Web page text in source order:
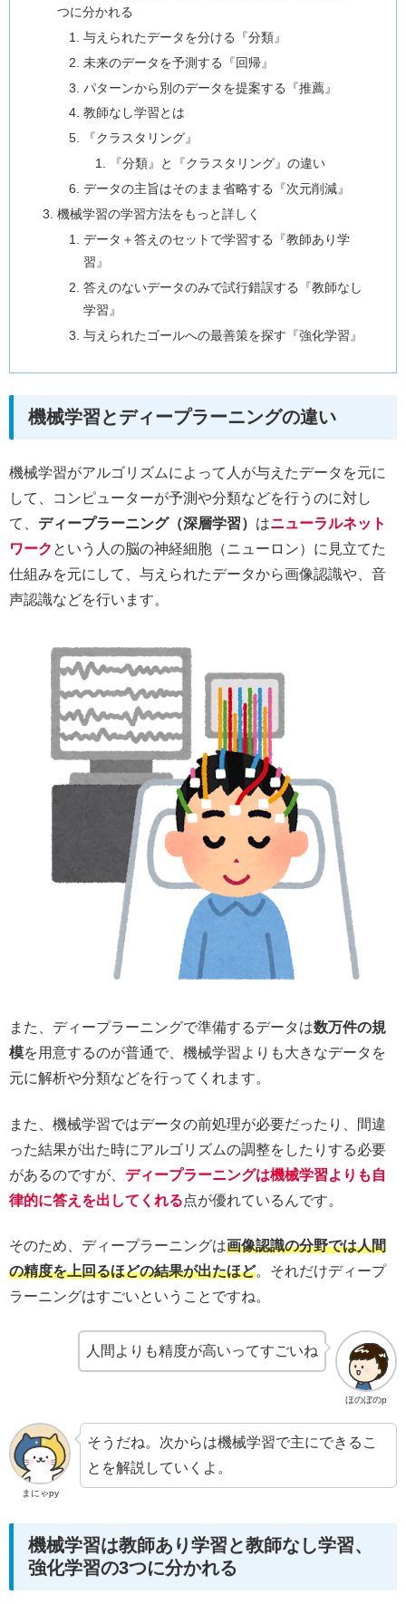
つに分かれる
与えられたデータを分ける『分類』
未来のデータを予測する『回帰』
パターンから別のデータを提案する『推薦』
教師なし学習とは
『クラスタリング』
『分類』と『クラスタリング』の違い
データの主旨はそのまま省略する『次元削減』
機械学習の学習方法をもっと詳しく
データ＋答えのセットで学習する『教師あり学
習』
答えのないデータのみで試行錯誤する『教師なし
学習』
与えられたゴールへの最善策を探す『強化学習』
機械学習とディープラーニングの違い
機械学習がアルゴリズムによって人が与えたデータを元に
して、コンピューターが予測や分類などを行うのに対し
て、 ディープラーニング（深層学習） はニューラルネット
ワーク という人の脳の神経細胞（ニューロン）に見立てた
仕組みを元にして、与えられたデータから画像認識や、音
声認識などを行います。
また、ディープラーニングで準備するデータは数万件の規
模を用意するのが普通で、機械学習よりも大きなデータを
元に解析や分類などを行ってくれます。
また、機械学習ではデータの前処理が必要だったり、間違
った結果が出た時にアルゴリズムの調整をしたりする必要
があるのですが、 ディープラーニングは機械学習よりも自
律的に答えを出してくれる点が優れているんです。
そのため、ディープラーニングは画像認識の分野では人間
の精度を上回るほどの結果が出たほど。それだけディープ
ラーニングはすごいということですね。
ほのぼのp
人間よりも精度が高いってすごいね
まにゃpy
そうだね。次からは機械学習で主にできるこ
とを解説していくよ。
機械学習は教師あり学習と教師なし学習、
強化学習の3つに分かれる